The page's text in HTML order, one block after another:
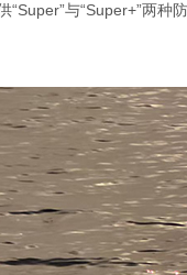
“Super”与“Super+”两